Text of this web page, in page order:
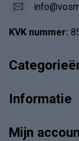
KVK nummer:
Informatie
Mijn